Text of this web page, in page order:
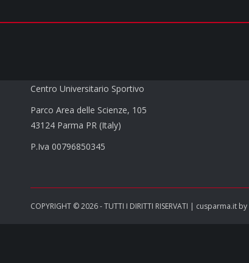
Centro Universitario Sportivo
Parco Area delle Scienze, 105
43124 Parma PR (Italy)
P.Iva 00796850345
COPYRIGHT © 2026 - TUTTI I DIRITTI RISERVATI | cusparma.it by